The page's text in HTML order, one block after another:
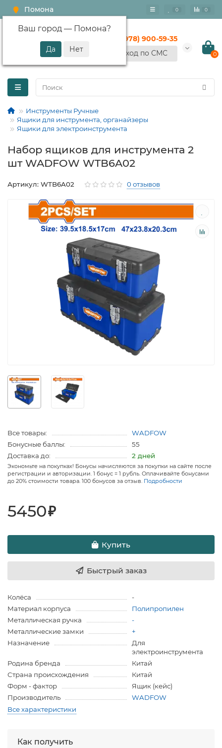
Помона
Ваш город — Помона?
0 0
+7 (978) 900-59-35
Вход по СМС
0
Инструменты Ручные
Ящики для инструмента, органайзеры
Ящики для электроинструмента
Набор ящиков для инструмента 2
шт WADFOW WTB6A02
Артикул: WTB6A02 0 отзывов
Все товары:
WADFOW
Бонусные баллы:
55
Доставка до:
2 дней
Экономьте на покупках! Бонусы начисляются за покупки на сайте после
регистрации и авторизации. 1 бонус = 1 рубль. Оплачивайте бонусами
до 20% стоимости товара. 100 бонусов за отзыв. Подробности
5450₽
Купить
Быстрый заказ
Колёса
-
Материал корпуса
Полипропилен
Металлическая ручка
-
Металлические замки
+
Назначение
Для
электроинструмента
Родина бренда
Китай
Страна происхождения
Китай
Форм - фактор
Ящик (кейс)
Производитель
WADFOW
Все характеристики
Как получить